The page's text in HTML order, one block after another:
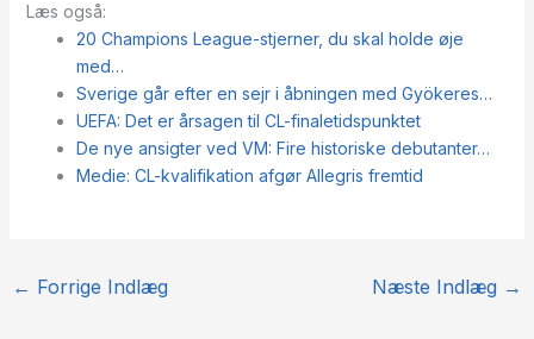
Læs også:
20 Champions League-stjerner, du skal holde øje
med…
Sverige går efter en sejr i åbningen med Gyökeres…
UEFA: Det er årsagen til CL-finaletidspunktet
De nye ansigter ved VM: Fire historiske debutanter…
Medie: CL-kvalifikation afgør Allegris fremtid
← Forrige Indlæg Næste Indlæg →